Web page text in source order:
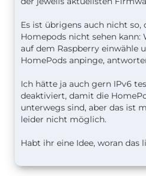
Es ist übrigens auch nicht so,
Homepods nicht sehen kann:
auf dem Raspberry einwähle
HomePods anpinge,
Ich hätte ja auch gern IPv6
deaktiviert, damit die
unterwegs sind, aber das ist
leider nicht möglich.
Habt ihr eine Idee, woran das